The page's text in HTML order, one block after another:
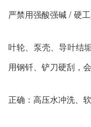
严禁用强酸强碱 / 硬
叶轮、泵壳、导叶结
用钢钎、铲刀硬刮，
正确：高压水冲洗、